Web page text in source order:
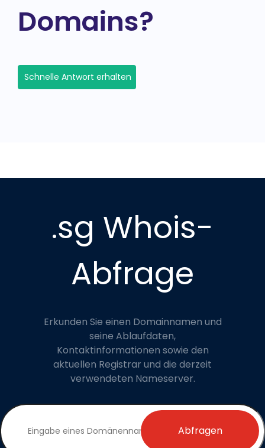
Domains?
Schnelle Antwort erhalten
.sg Whois-
Abfrage
Erkunden Sie einen Domainnamen und
seine Ablaufdaten,
Kontaktinformationen sowie den
aktuellen Registrar und die derzeit
verwendeten Nameserver.
Abfragen